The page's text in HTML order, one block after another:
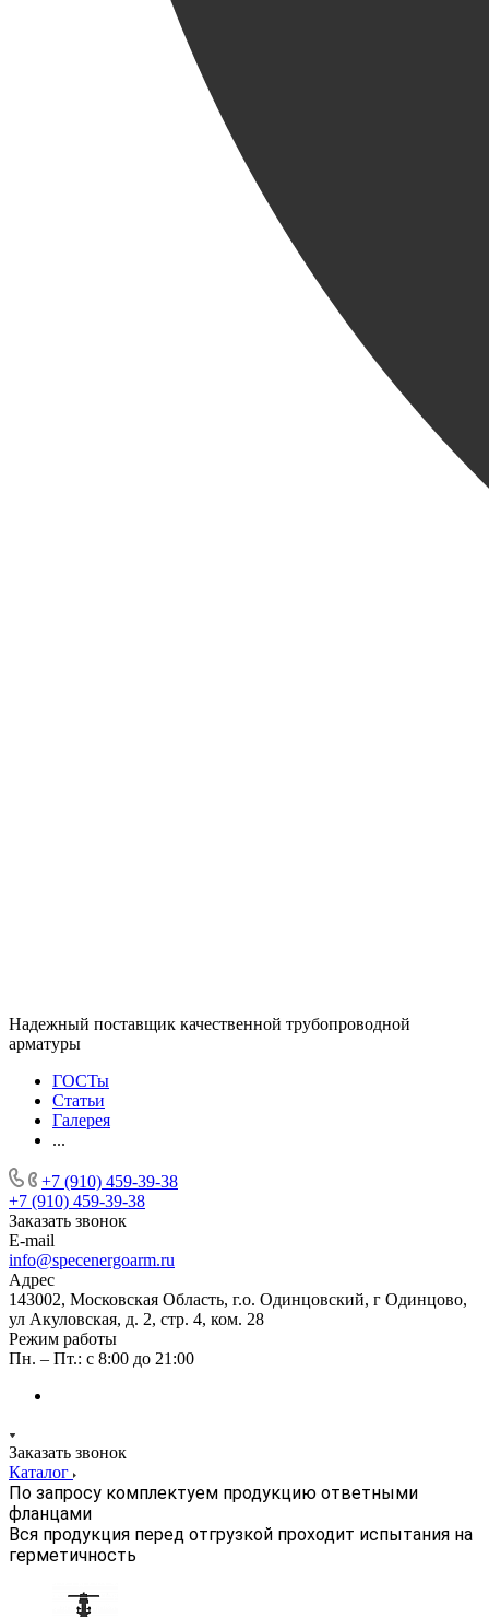
Надежный поставщик качественной трубопроводной
арматуры
ГОСТы
Статьи
Галерея
...
+7 (910) 459-39-38
+7 (910) 459-39-38
Заказать звонок
E-mail
info@specenergoarm.ru
Адрес
143002, Московская Область, г.о. Одинцовский, г Одинцово,
ул Акуловская, д. 2, стр. 4, ком. 28
Режим работы
Пн. – Пт.: с 8:00 до 21:00
Заказать звонок
Каталог
По запросу комплектуем продукцию ответными
фланцами
Вся продукция перед отгрузкой проходит испытания на
герметичность